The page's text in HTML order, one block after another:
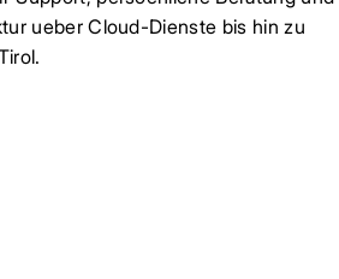
ueber Cloud-Dienste bis hin zu